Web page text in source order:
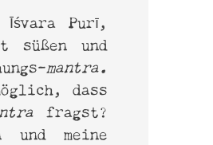
Purī,
und
mantra.
dass
fragst?
und meine